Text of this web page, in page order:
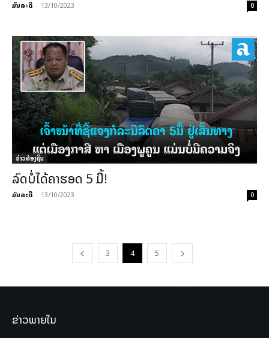
ມົນລະດີ - 13/10/2023 0
ຂ່າວທ້ອງຖິ່ນ
ລົດບໍ່ໄດ້ຄາຮອດ 5 ມື້!
ມົນລະດີ - 13/10/2023 0
3 4 5
ຂ່າວພາຍໃນ